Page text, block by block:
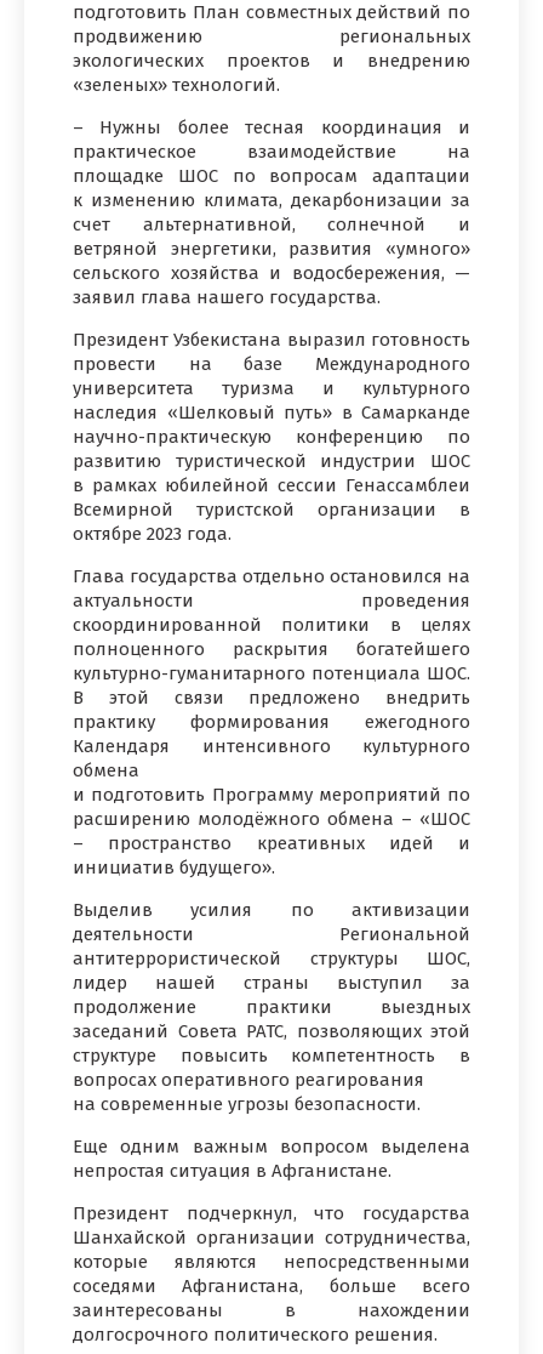
подготовить План совместных действий по
продвижению региональных
экологических проектов и внедрению
«зеленых» технологий.
– Нужны более тесная координация и
практическое взаимодействие на
площадке ШОС по вопросам адаптации
к изменению климата, декарбонизации за
счет альтернативной, солнечной и
ветряной энергетики, развития «умного»
сельского хозяйства и водосбережения, —
заявил глава нашего государства.
Президент Узбекистана выразил готовность
провести на базе Международного
университета туризма и культурного
наследия «Шелковый путь» в Самарканде
научно-практическую конференцию по
развитию туристической индустрии ШОС
в рамках юбилейной сессии Генассамблеи
Всемирной туристской организации в
октябре 2023 года.
Глава государства отдельно остановился на
актуальности проведения
скоординированной политики в целях
полноценного раскрытия богатейшего
культурно-гуманитарного потенциала ШОС.
В этой связи предложено внедрить
практику формирования ежегодного
Календаря интенсивного культурного
обмена
и подготовить Программу мероприятий по
расширению молодёжного обмена – «ШОС
– пространство креативных идей и
инициатив будущего».
Выделив усилия по активизации
деятельности Региональной
антитеррористической структуры ШОС,
лидер нашей страны выступил за
продолжение практики выездных
заседаний Совета РАТС, позволяющих этой
структуре повысить компетентность в
вопросах оперативного реагирования
на современные угрозы безопасности.
Еще одним важным вопросом выделена
непростая ситуация в Афганистане.
Президент подчеркнул, что государства
Шанхайской организации сотрудничества,
которые являются непосредственными
соседями Афганистана, больше всего
заинтересованы в нахождении
долгосрочного политического решения.